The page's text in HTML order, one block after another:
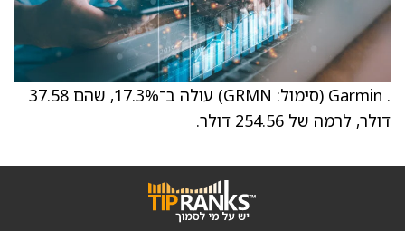
. Garmin (סימול: GRMN) עולה ב־17.3%, שהם 37.58
דולר, לרמה של 254.56 דולר.